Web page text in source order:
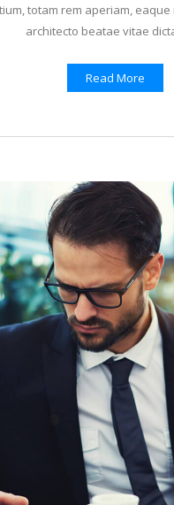
totam rem aperiam,
architecto beatae vitae
Read More